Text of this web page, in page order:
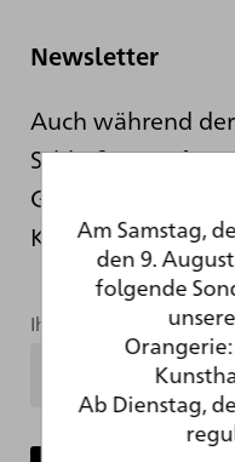
Newsletter
Auch während
Schließung
Geschehnisse
Kunsthalle.
Ihre Mailadresse
Am Samstag,
den 9.
folgende
Orangerie:
Ab Dienstag,